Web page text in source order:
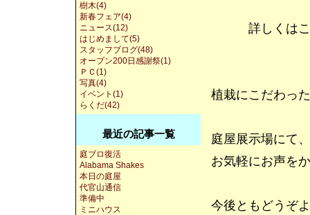
詳しくは
植栽にこだわっ
庭屋展示場にて
お気軽にお声を
今後ともどうぞ
樹木(4)
新春フェア(4)
ニュース(12)
はじめまして(5)
スタッフブログ(48)
オープン200日感謝祭(1)
ＰＣ(1)
写真(4)
イベント(1)
らくだ(42)
最近の記事一覧
庭ブロ復活
Alabama Shakes
本日の庭屋
代官山通信
準備中
ミニハウス